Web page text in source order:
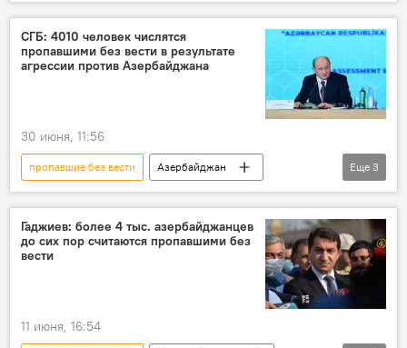
Армения
СГБ: 4010 человек числятся
пропавшими без вести в результате
агрессии против Азербайджана
30 июня, 11:56
пропавшие без вести
Азербайджан
Карабах
Армения Конфликт
Еще 3
Гаджиев: более 4 тыс. азербайджанцев
до сих пор считаются пропавшими без
вести
11 июня, 16:54